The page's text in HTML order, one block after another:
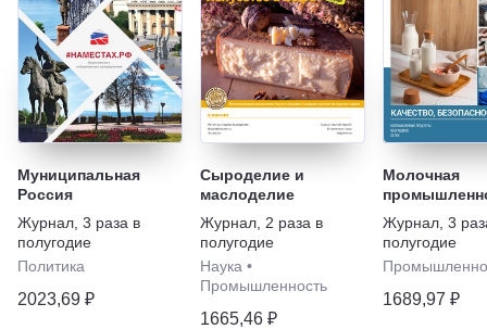
Муниципальная
Россия
Журнал 3 раза в
полугодие
Политика
2023,69 ₽
Сыроделие и
маслоделие
Журнал 2 раза в
полугодие
Наука •
Промышленность
1665,46 ₽
Молочная
Журнал 3
полугодие
1689,97 ₽